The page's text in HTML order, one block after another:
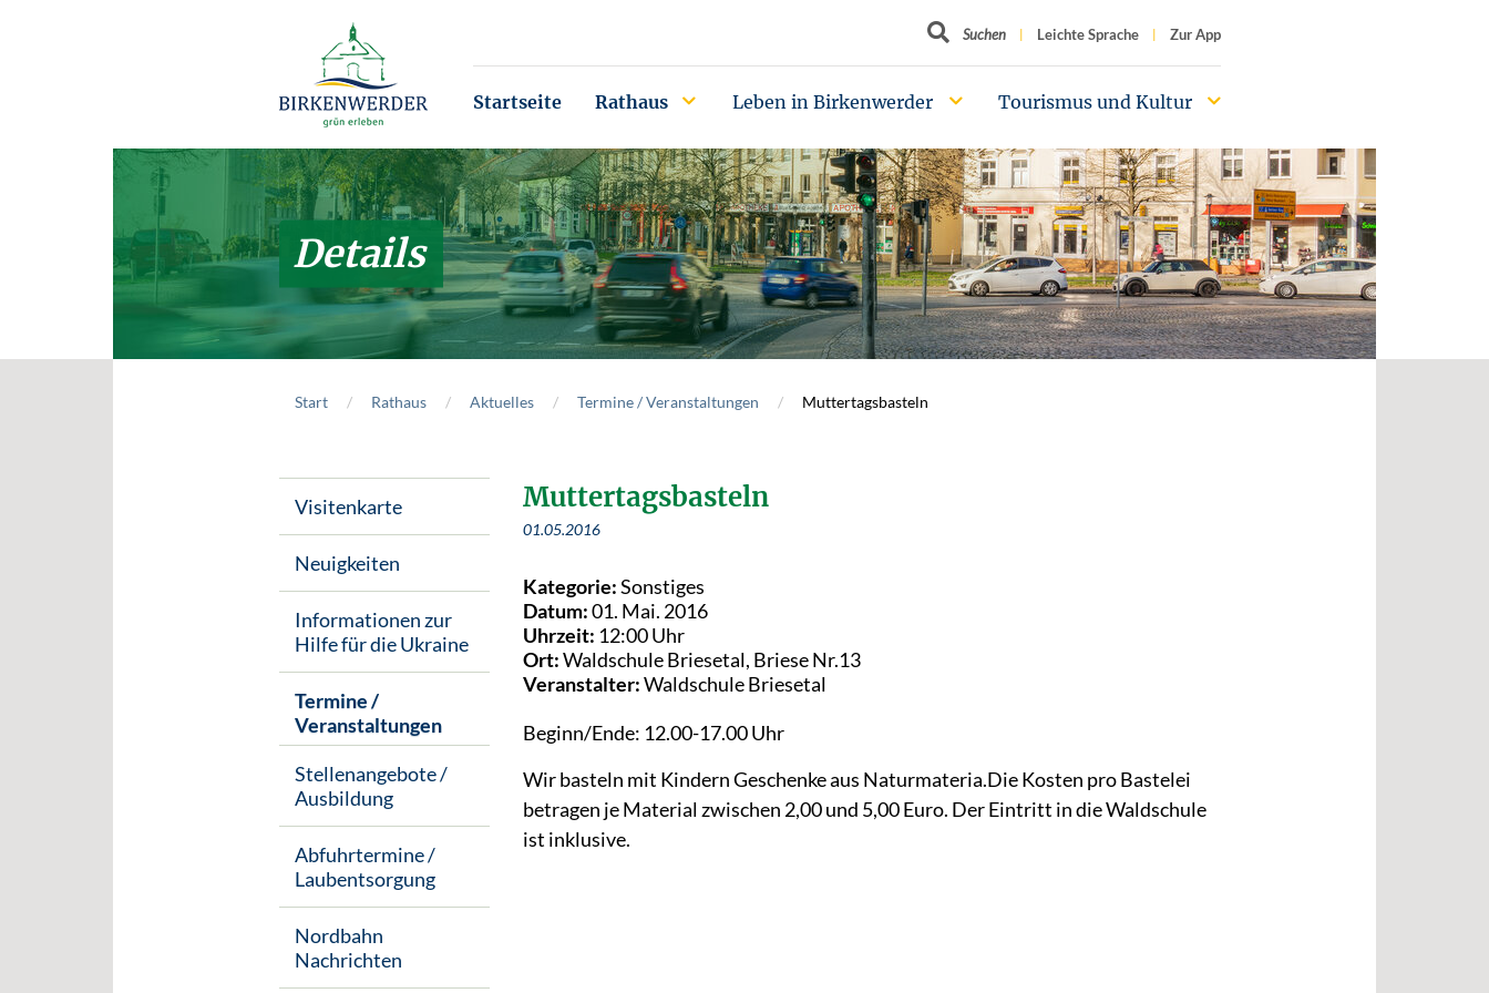
Suchbegriff
Suchen Leichte Sprache Zur App
Startseite Rathaus Leben in Birkenwerder Tourismus und Kultur
Details
Start Rathaus Aktuelles Termine / Veranstaltungen Muttertagsbasteln
Visitenkarte
Neuigkeiten
Informationen zur
Hilfe für die Ukraine
Termine /
Veranstaltungen
Stellenangebote /
Ausbildung
Abfuhrtermine /
Laubentsorgung
Nordbahn
Nachrichten
Muttertagsbasteln
01.05.2016
Kategorie:Sonstiges
Datum:01. Mai. 2016
Uhrzeit: 12:00 Uhr
Ort:Waldschule Briesetal, Briese Nr.13
Veranstalter:Waldschule Briesetal
Beginn/Ende: 12.00-17.00 Uhr
Wir basteln mit Kindern Geschenke aus Naturmateria.Die Kosten pro Bastelei
betragen je Material zwischen 2,00 und 5,00 Euro. Der Eintritt in die Waldschule
ist inklusive.